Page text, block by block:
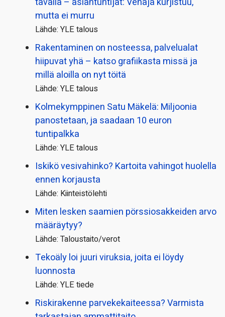
mutta ei murru
Lähde: YLE talous
Rakentaminen on nosteessa, palvelualat
hiipuvat yhä – katso grafiikasta missä ja
millä aloilla on nyt töitä
Lähde: YLE talous
Kolmekymppinen Satu Mäkelä: Miljoonia
panostetaan, ja saadaan 10 euron
tuntipalkka
Lähde: YLE talous
Iskikö vesivahinko? Kartoita vahingot huolella
ennen korjausta
Lähde: Kiinteistölehti
Miten lesken saamien pörssi­osakkeiden arvo
määräytyy?
Lähde: Taloustaito/verot
Tekoäly loi juuri viruksia, joita ei löydy
luonnosta
Lähde: YLE tiede
Riskirakenne parvekekaiteessa? Varmista